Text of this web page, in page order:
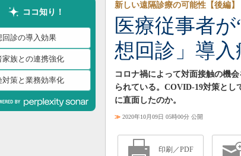
スマートモバイル
ネットワーク
システム運用管理
CX
情報系
ココ知り！
回診の導入効果
家族との連携強化
対策と業務効率化
医療従事者
想回診」導
新しい遠隔診療の可能性【後編】
コロナ禍によって対面接触の機
られている。COVID-19対策と
に直面したのか。
≫ 2020年10月09日 05時00分 公開
印刷／PDF